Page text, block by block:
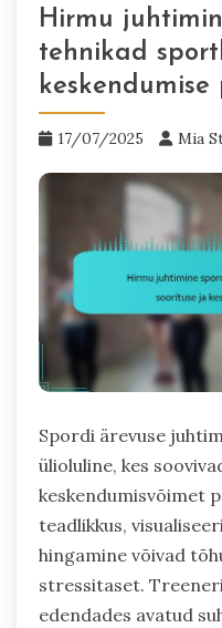
Hirmu
tehnikad
17/07/2025 Mia
Spordi ärevuse
ülioluline, kes
keskendumisvõimet
teadlikkus,
hingamine võivad
stressitaset.
edendades avatud